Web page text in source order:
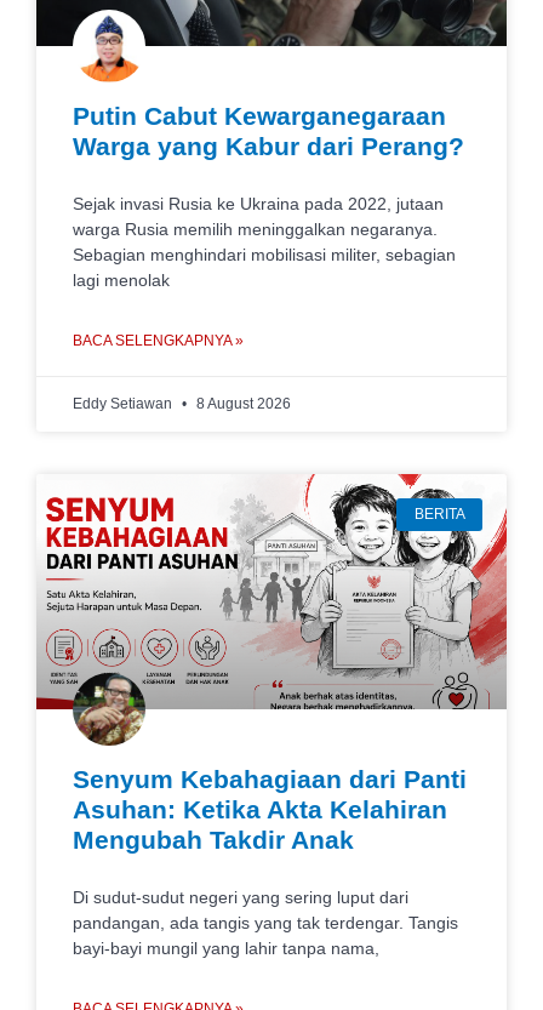
Putin Cabut Kewarganegaraan
Warga yang Kabur dari Perang?
Sejak invasi Rusia ke Ukraina pada 2022, jutaan
warga Rusia memilih meninggalkan negaranya.
Sebagian menghindari mobilisasi militer, sebagian
lagi menolak
BACA SELENGKAPNYA »
Eddy Setiawan 8 August 2026
BERITA
Senyum Kebahagiaan dari Panti
Asuhan: Ketika Akta Kelahiran
Mengubah Takdir Anak
Di sudut-sudut negeri yang sering luput dari
pandangan, ada tangis yang tak terdengar. Tangis
bayi-bayi mungil yang lahir tanpa nama,